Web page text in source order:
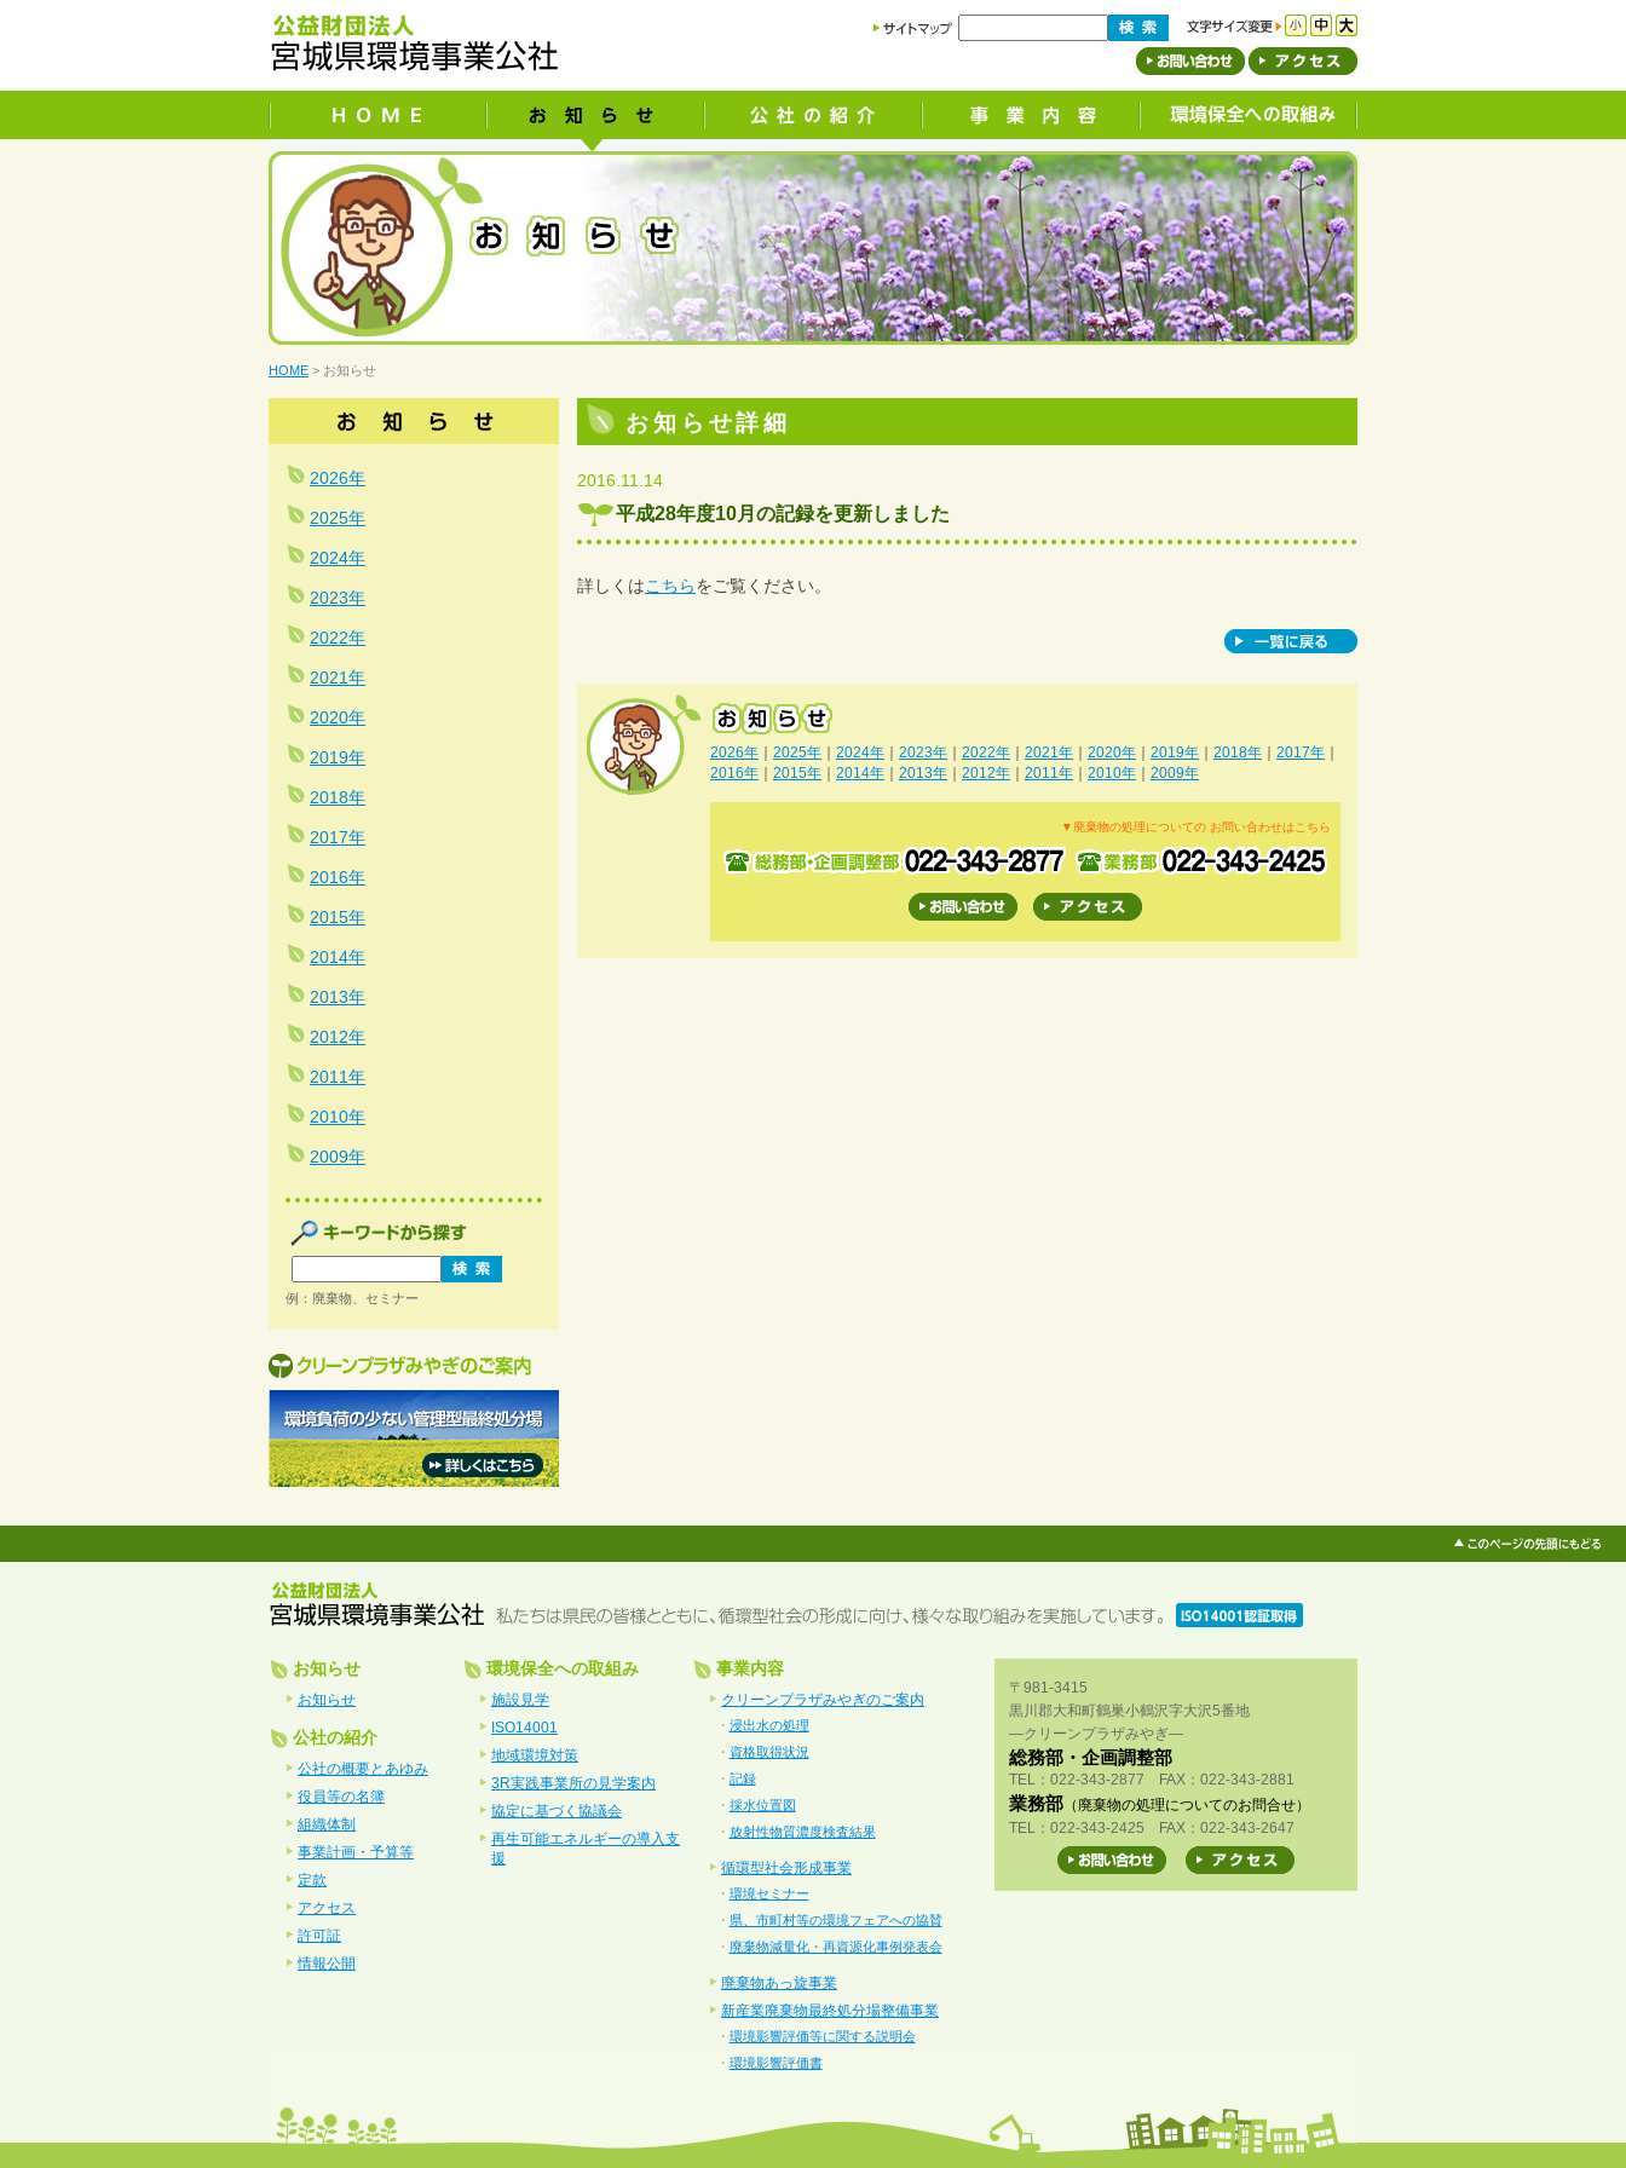
HOME > お知らせ
お知らせ詳細
2016.11.14
平成28年度10月の記録を更新しました
詳しくはこちら をご覧ください。
2026年 2025年 2024年 2023年 2022年 2021年 2020年 2019年 2018年 2017年
2016年
2015年 2014年 2013年 2012年 2011年 2010年 2009年
▼廃棄物の処理についての お問い合わせはこちら
2026年
2025年
2024年
2023年
2022年
2021年
2020年
2019年
2018年
2017年
2016年
2015年
2014年
2013年
2012年
2011年
2010年
2009年
例：廃棄物、セミナー
お知らせ
お知らせ
公社の紹介
公社の概要とあゆみ
役員等の名簿
組織体制
事業計画・予算等
定款
アクセス
許可証
情報公開
環境保全への取組み
施設見学
ISO14001
地域環境対策
3R実践事業所の見学案内
協定に基づく協議会
再生可能エネルギーの導入支
援
事業内容
クリーンプラザみやぎのご案内
・ 浸出水の処理
・ 資格取得状況
・ 記録
・ 採水位置図
・ 放射性物質濃度検査結果
循環型社会形成事業
・ 環境セミナー
・ 県、市町村等の環境フェアへの協賛
・ 廃棄物減量化・再資源化事例発表会
廃棄物あっ旋事業
新産業廃棄物最終処分場整備事業
・ 環境影響評価等に関する説明会
・ 環境影響評価書
〒981-3415
黒川郡大和町鶴巣小鶴沢字大沢5番地
―クリーンプラザみやぎ―
総務部・企画調整部
TEL：022-343-2877 FAX：022-343-2881
業務部 （廃棄物の処理についてのお問合せ）
TEL：022-343-2425 FAX：022-343-2647